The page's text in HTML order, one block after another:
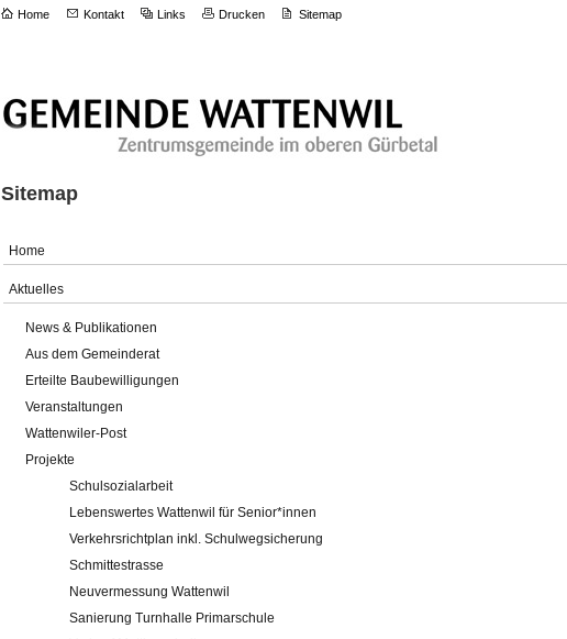
Home Kontakt Links Drucken Sitemap
Sitemap
Home
Aktuelles
News & Publikationen
Aus dem Gemeinderat
Erteilte Baubewilligungen
Veranstaltungen
Wattenwiler-Post
Projekte
Schulsozialarbeit
Lebenswertes Wattenwil für Senior*innen
Verkehrsrichtplan inkl. Schulwegsicherung
Schmittestrasse
Neuvermessung Wattenwil
Sanierung Turnhalle Primarschule